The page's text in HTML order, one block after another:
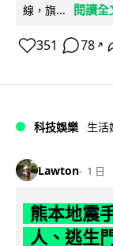
線，旗...
閱讀全
351 78 ↗
科技娛樂 生活
Lawton 1 日
熊本地震
人、逃生